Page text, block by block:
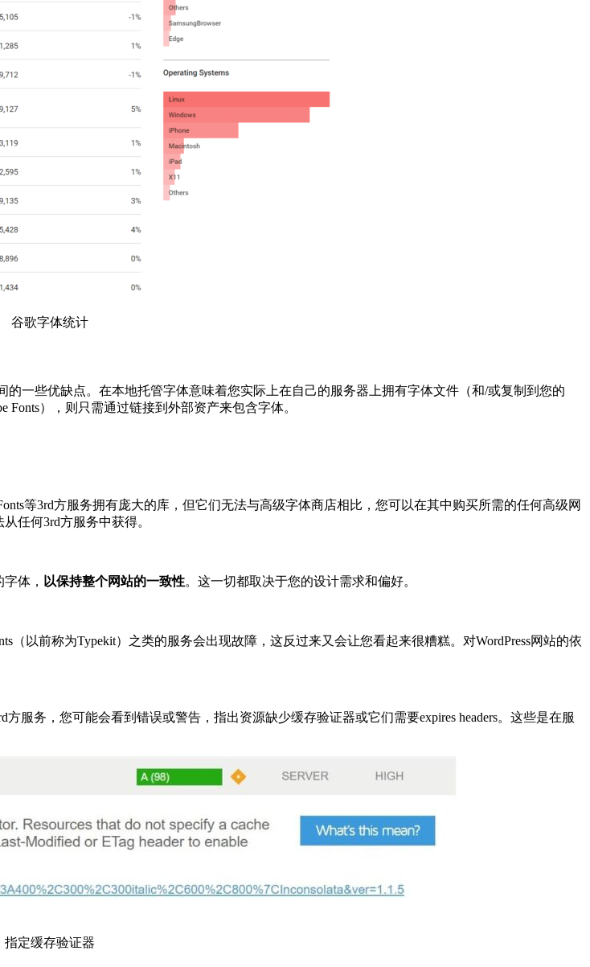
谷歌字体统计
一些优缺点。在本地托管字体意味着您实际上在自己的服务器上拥有字体文件（和/或复制到您的
），则只需通过链接到外部资产来包含字体。
等3rd方服务拥有庞大的库，但它们无法与高级字体商店相比，您可以在其中购买所需的任何高级网
任何3rd方服务中获得。
字体， 以保持整个网站的一致性。这一切都取决于您的设计需求和偏好。
（以前称为Typekit）之类的服务会出现故障，这反过来又会让您看起来很糟糕。对WordPress网站的依
方服务，您可能会看到错误或警告，指出资源缺少缓存验证器或它们需要expires headers。这些是在服
指定缓存验证器